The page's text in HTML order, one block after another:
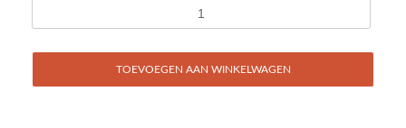
TOEVOEGEN AAN WINKELWAGEN